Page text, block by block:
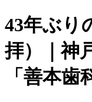
43年ぶり
拝）｜神
「善本歯